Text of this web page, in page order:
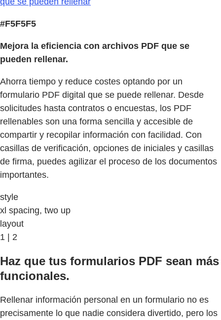
#F5F5F5
Mejora la eficiencia con archivos PDF que se
pueden rellenar.
Ahorra tiempo y reduce costes optando por un
formulario PDF digital que se puede rellenar. Desde
solicitudes hasta contratos o encuestas, los PDF
rellenables son una forma sencilla y accesible de
compartir y recopilar información con facilidad. Con
casillas de verificación, opciones de iniciales y casillas
de firma, puedes agilizar el proceso de los documentos
importantes.
style
xl spacing, two up
layout
1 | 2
Haz que tus formularios PDF sean más
funcionales.
Rellenar información personal en un formulario no es
precisamente lo que nadie considera divertido, pero los